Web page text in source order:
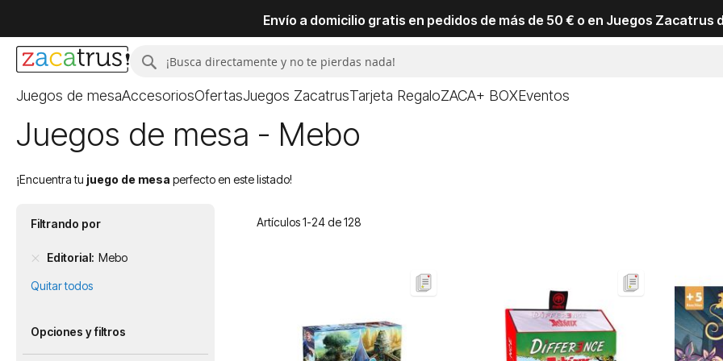
Envío a domicilio gratis en pedidos de más de 50 € o en Juegos Zacatrus
Buscar
Juegos de mesaAccesoriosOfertasJuegos ZacatrusTarjeta RegaloZACA+ BOXEventos
Juegos de mesa - Mebo
¡Encuentra tu juego de mesa perfecto en este listado!
Artículos1-24de128
Filtrando por
Editorial Mebo
Quitar todos
Opciones y filtros